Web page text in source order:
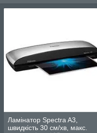
Ламінатор Spectra A3,
швидкість 30 см/хв, макс.